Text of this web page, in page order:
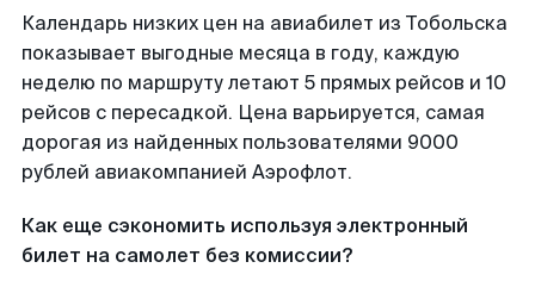
Календарь низких цен на авиабилет из Тобольска
показывает выгодные месяца в году, каждую
неделю по маршруту летают 5 прямых рейсов и 10
рейсов с пересадкой. Цена варьируется, самая
дорогая из найденных пользователями 9000
рублей авиакомпанией Аэрофлот.
Как еще сэкономить используя электронный
билет на самолет без комиссии?